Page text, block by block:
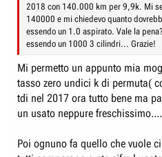
2018 con 140.000 km per 9,9k. Mi
140000 e mi chiedevo quanto
essendo un 1.0 aspirato. Vale la
essendo un 1000 3 cilindri... Grazie!
Mi permetto un appunto mia
tasso zero undici k di permuta(
tdi nel 2017 ora tutto bene ma
un usato neppure freschissimo....
Poi ognuno fa quello che vuole